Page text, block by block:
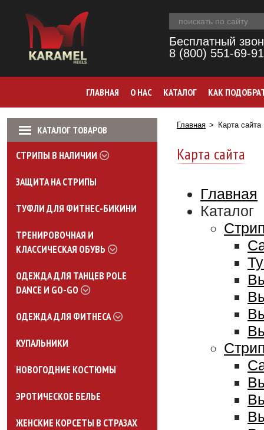
Бесплатный
8 (800) 551-69-91
ГЛАВНАЯ О НАС КАТАЛОГ КАК
КАТАЛОГ ТОВАРОВ
СТРИПЫ В НАЛИЧИИ
ЗАЩИТА НА СТРИПЫ
ТУФЛИ ДЛЯ ФИТНЕС-БИКИНИ
ТРЕНИРОВОЧНАЯ И
КЛАССИЧЕСКАЯ ОБУВЬ
ОДЕЖДА ДЛЯ ТАНЦЕВ POLE
DANCE И GO-GO
ОДЕЖДА ДЛЯ ФИТНЕСА
КУПАЛЬНИКИ
НОВОГОДНИЕ КОСТЮМЫ
ЭРОТИЧЕСКОЕ БЕЛЬЕ
ЖЕНСКИЕ КОРСЕТЫ В СТРАЗАХ
Главная Карта сайта
Карта сайта
Главная
Каталог